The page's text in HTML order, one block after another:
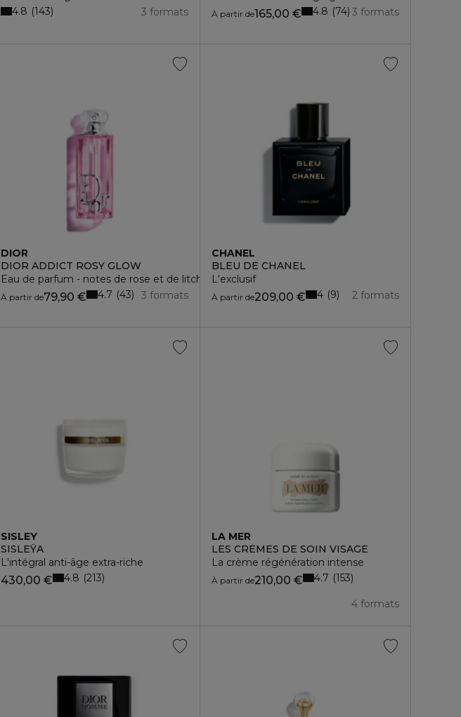
3 formats
4.8 143 À partir de165,00 € 3 formats
4.8 74
DIOR
DIOR ADDICT ROSY GLOW
Eau de parfum - notes de rose et de litchi
À partir de79,90 € 3 formats
4.7 43
CHANEL
BLEU DE CHANEL
L'exclusif
À partir de209,00 € 2 formats
4 9
SISLEY
SISLEŸA
L'intégral anti-âge extra-riche
430,00 € 4.8 213
LA MER
LES CRÈMES DE SOIN VISAGE
La crème régénération intense
À partir de210,00 €
4 formats
4.7 153